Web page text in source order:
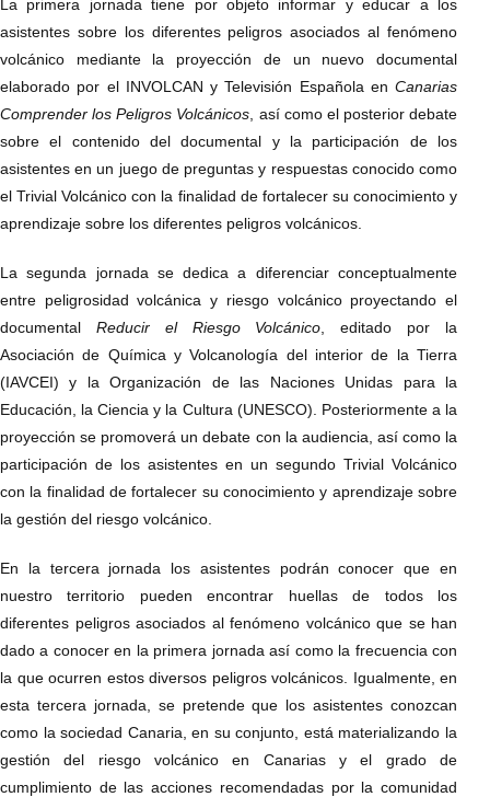
La primera jornada tiene por objeto informar y educar a los
asistentes sobre los diferentes peligros asociados al fenómeno
volcánico mediante la proyección de un nuevo documental
elaborado por el INVOLCAN y Televisión Española en Canarias
Comprender los Peligros Volcánicos , así como el posterior debate
sobre el contenido del documental y la participación de los
asistentes en un juego de preguntas y respuestas conocido como
el Trivial Volcánico con la finalidad de fortalecer su conocimiento y
aprendizaje sobre los diferentes peligros volcánicos.
La segunda jornada se dedica a diferenciar conceptualmente
entre peligrosidad volcánica y riesgo volcánico proyectando el
documental Reducir el Riesgo Volcánico , editado por la
Asociación de Química y Volcanología del interior de la Tierra
(IAVCEI) y la Organización de las Naciones Unidas para la
Educación, la Ciencia y la Cultura (UNESCO). Posteriormente a la
proyección se promoverá un debate con la audiencia, así como la
participación de los asistentes en un segundo Trivial Volcánico
con la finalidad de fortalecer su conocimiento y aprendizaje sobre
la gestión del riesgo volcánico.
En la tercera jornada los asistentes podrán conocer que en
nuestro territorio pueden encontrar huellas de todos los
diferentes peligros asociados al fenómeno volcánico que se han
dado a conocer en la primera jornada así como la frecuencia con
la que ocurren estos diversos peligros volcánicos. Igualmente, en
esta tercera jornada, se pretende que los asistentes conozcan
como la sociedad Canaria, en su conjunto, está materializando la
gestión del riesgo volcánico en Canarias y el grado de
cumplimiento de las acciones recomendadas por la comunidad